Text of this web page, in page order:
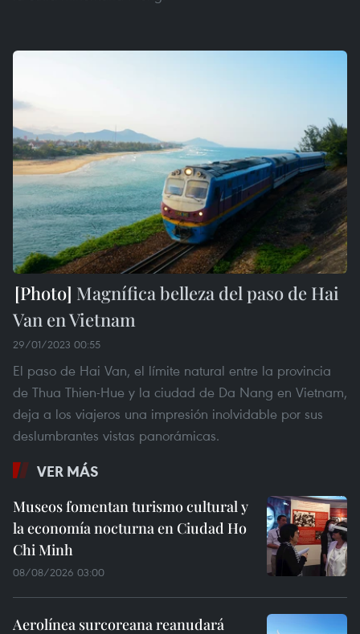
Magnífica belleza del paso de Hai
Van en Vietnam
29/01/2023 00:55
El paso de Hai Van, el límite natural entre la provincia
de Thua Thien-Hue y la ciudad de Da Nang en Vietnam,
deja a los viajeros una impresión inolvidable por sus
deslumbrantes vistas panorámicas.
VER MÁS
Museos fomentan turismo cultural y
la economía nocturna en Ciudad Ho
Chi Minh
08/08/2026 03:00
Aerolínea surcoreana reanudará